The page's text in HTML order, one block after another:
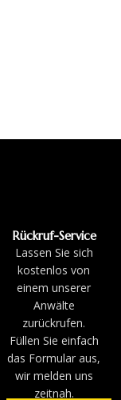
Rückruf-Service
Lassen Sie sich
kostenlos von
einem unserer
Anwälte
zurückrufen.
Füllen Sie einfach
das Formular aus,
wir melden uns
zeitnah.